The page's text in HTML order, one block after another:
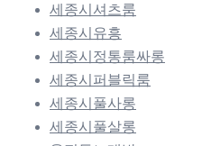
세종시셔츠룸
세종시유흥
세종시정통룸싸롱
세종시퍼블릭룸
세종시풀사롱
세종시풀살롱